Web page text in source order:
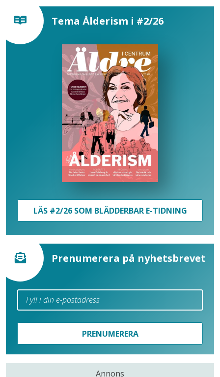
Tema Ålderism i #2/26
LÄS #2/26 SOM BLÄDDERBAR E-TIDNING
Prenumerera på nyhetsbrevet
PRENUMERERA
Annons